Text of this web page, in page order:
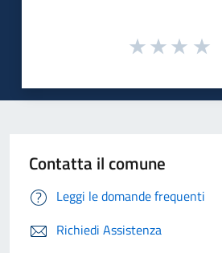
Contatta il comune
Leggi le domande frequenti
Richiedi Assistenza